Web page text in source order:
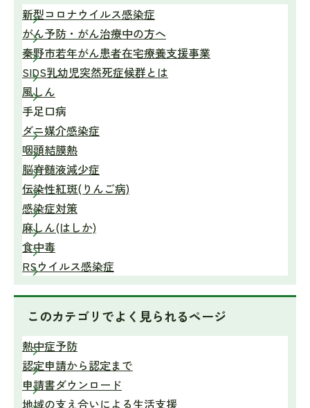
新型コロナウイルス感染症
がん予防・がん治療中の方へ
秦野市若年がん患者在宅療養支援事業
SIDS乳幼児突然死症候群とは
風しん
手足口病
ダニ媒介感染症
咽頭結膜熱
脳脊髄液減少症
伝染性紅斑(りんご病)
感染症対策
麻しん(はしか)
食中毒
RSウイルス感染症
このカテゴリでよく見られるページ
熱中症予防
認定申請から認定まで
申請書ダウンロード
地域の支え合いによる生活支援